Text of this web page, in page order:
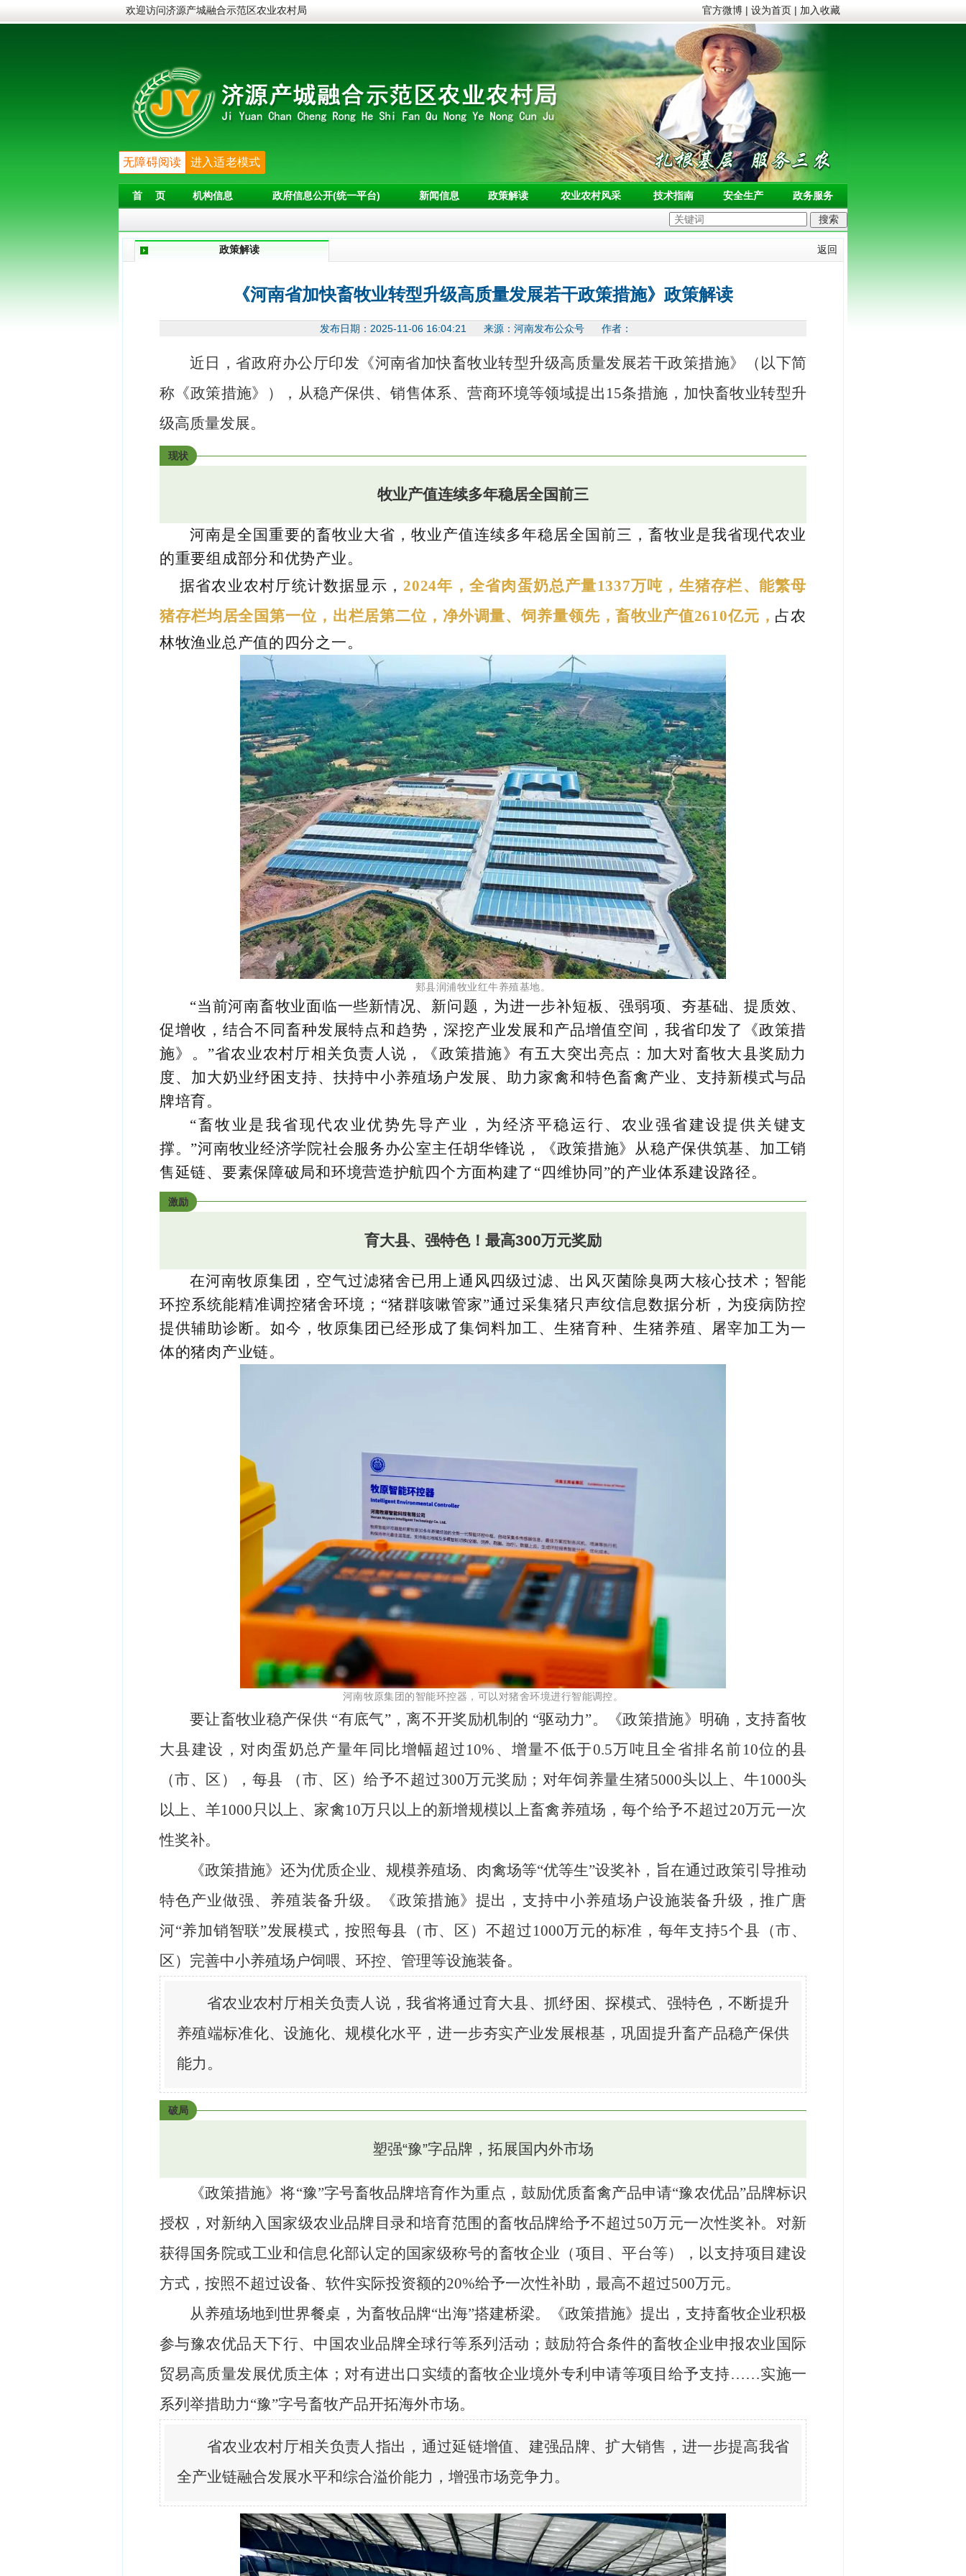
欢迎访问济源产城融合示范区农业农村局 官方微博 | 设为首页 | 加入收藏
无障碍阅读 进入适老模式
首 页 机构信息 政府信息公开(统一平台) 新闻信息 政策解读 农业农村风采 技术指南 安全生产 政务服务
政策解读 返回
《河南省加快畜牧业转型升级高质量发展若干政策措施》政策解读
发布日期：2025-11-06 16:04:21 来源：河南发布公众号 作者：
近日，省政府办公厅印发《河南省加快畜牧业转型升级高质量发展若干政策措施》（以下简
称《政策措施》），从稳产保供、销售体系、营商环境等领域提出15条措施，加快畜牧业转型升
级高质量发展。
现状
牧业产值连续多年稳居全国前三
河南是全国重要的畜牧业大省，牧业产值连续多年稳居全国前三，畜牧业是我省现代农业
的重要组成部分和优势产业。
据省农业农村厅统计数据显示，2024年，全省肉蛋奶总产量1337万吨，生猪存栏、能繁母
猪存栏均居全国第一位，出栏居第二位，净外调量、饲养量领先，畜牧业产值2610亿元， 占农
林牧渔业总产值的四分之一。
郏县润浦牧业红牛养殖基地。
“当前河南畜牧业面临一些新情况、新问题，为进一步补短板、强弱项、夯基础、提质效、
促增收，结合不同畜种发展特点和趋势，深挖产业发展和产品增值空间，我省印发了《政策措
施》。”省农 业农村厅相关负责人说，《政策措施》有五大突出亮点：加大对畜牧大县奖励力
度、加大奶业纾困支持、扶持中小养殖场户发展、助力家禽和特色畜禽产业、支持新模式与品
牌培育。
“畜牧业是我省现代农业优势先导产业，为经济平稳运行、农业强省建设提供关键支
撑。”河南牧业经济学院社会服务办公室主任胡华锋说，《政策措施》从稳产保供筑基、加工销
售延链、要素保障破局和环境营造护航四个方面构建了“四维协同”的产业体系建设路径。
激励
育大县、强特色！最高300万元奖励
在河南牧原集团，空气过滤猪舍已用上通风四级过滤、出风灭菌除臭两大核心技术；智能
环控系统能精准调控猪舍环境；“猪群咳嗽管家”通过采集猪只声纹信息数据分析，为疫病防控
提供辅助诊断。如今，牧原集团已经形成了集饲料加工、生猪育种、生猪养殖、屠宰加工为一
体的猪肉产业链。
河南牧原集团的智能环控器，可以对猪舍环境进行智能调控。
要让畜牧业稳产保供 “有底气”，离不开奖励机制的 “驱动力”。《政策措施》明确，支持畜牧
大县建设，对肉蛋奶总产量年同比增幅超过10%、增量不低于0.5万吨且全省排名前10位的县
（市、区），每县 （市、区）给予不超过300万元奖励；对年饲养量生猪5000头以上、牛1000头
以上、羊1000只以上、家禽10万只以上的新增规模以上畜禽养殖场，每个给予不超过20万元一次
性奖补。
《政策措施》还为优质企业、规模养殖场、肉禽场等“优等生”设奖补，旨在通过政策引导推动
特色产业做强、养殖装备升级。《政策措施》提出，支持中小养殖场户设施装备升级，推广唐
河“养加销智联”发展模式，按照每县（市、区）不超过1000万元的标准，每年支持5个县（市、
区）完善中小养殖场户饲喂、环控、管理等设施装备。
省农业农村厅相关负责人说，我省将通过育大县、抓纾困、探模式、强特色，不断提升
养殖端标准化、设施化、规模化水平，进一步夯实产业发展根基，巩固提升畜产品稳产保供
能力。
破局
塑强“豫”字品牌，拓展国内外市场
《政策措施》将“豫”字号畜牧品牌培育作为重点，鼓励优质畜禽产品申请“豫农优品”品牌标识
授权，对新纳入国家级农业品牌目录和培育范围的畜牧品牌给予不超过50万元一次性奖补。对新
获得国务院或工业和信息化部认定的国家级称号的畜牧企业（项目、平台等），以支持项目建设
方式，按照不超过设备、软件实际投资额的20%给予一次性补助，最高不超过500万元。
从养殖场地到世界餐桌，为畜牧品牌“出海”搭建桥梁。《政策措施》提出，支持畜牧企业积极
参与豫农优品天下行、中国农业品牌全球行等系列活动；鼓励符合条件的畜牧企业申报农业国际
贸易高质量发展优质主体；对有进出口实绩的畜牧企业境外专利申请等项目给予支持……实施一
系列举措助力“豫”字号畜牧产品开拓海外市场。
省农业农村厅相关负责人指出，通过延链增值、建强品牌、扩大销售，进一步提高我省
全产业链融合发展水平和综合溢价能力，增强市场竞争力。